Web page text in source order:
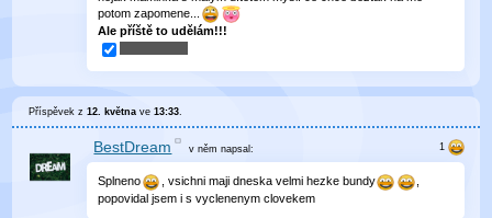
potom zapomene...
Ale příště to udělám!!!
Příspěvek z12. května ve13:33
BestDream v němnapsal:
Splneno , vsichni maji dneska velmi hezke bundy
popovidal jsem i s vyclenenym clovekem